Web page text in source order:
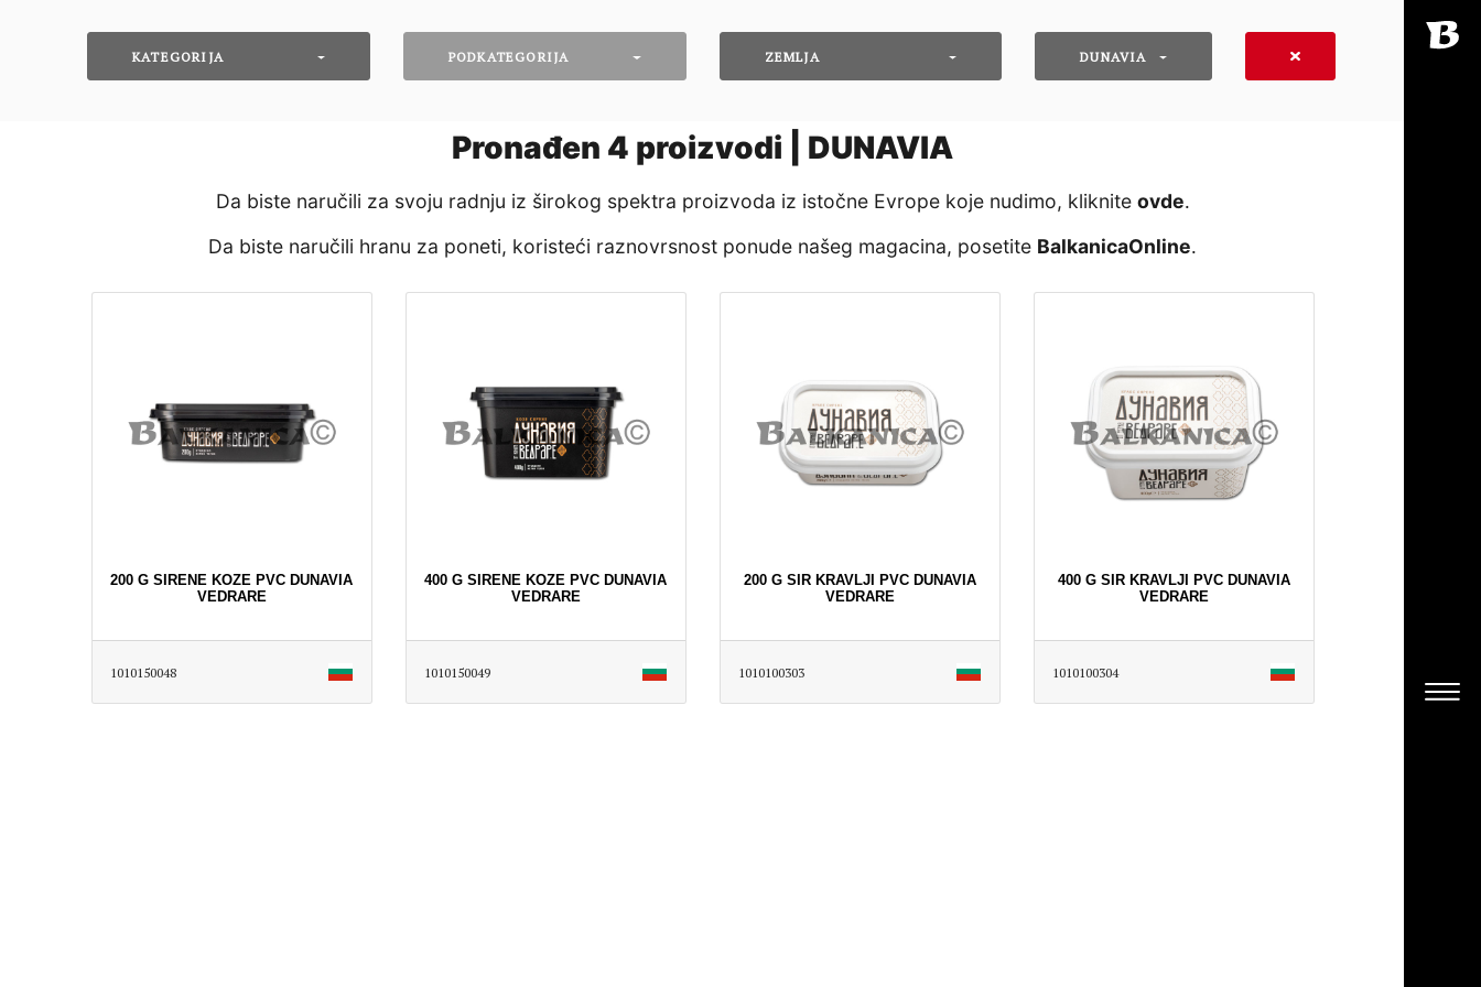
KATEGORIJA PODKATEGORIJA ZEMLJA DUNAVIA
Pronađen 4 proizvodi | DUNAVIA
Da biste naručili za svoju radnju iz širokog spektra proizvoda iz istočne Evrope koje nudimo, kliknite ovde․
Da biste naručili hranu za poneti, koristeći raznovrsnost ponude našeg magacina, posetite BalkanicaOnline․
200 G SIRENE KOZE PVC DUNAVIA
VEDRARE
1010150048
400 G SIRENE KOZE PVC DUNAVIA
VEDRARE
1010150049
200 G SIR KRAVLJI PVC DUNAVIA
VEDRARE
1010100303
400 G SIR KRAVLJI PVC DUNAVIA
VEDRARE
1010100304